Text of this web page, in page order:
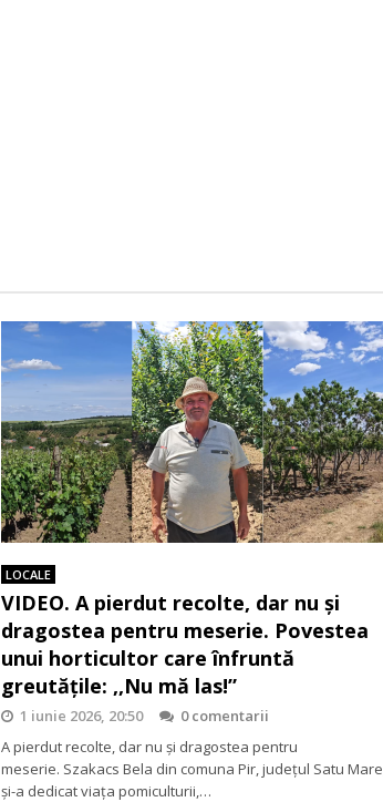
LOCALE
VIDEO. A pierdut recolte, dar nu și
dragostea pentru meserie. Povestea
unui horticultor care înfruntă
greutățile: ,,Nu mă las!”
1 iunie 2026, 20:50
0 comentarii
A pierdut recolte, dar nu și dragostea pentru
meserie. Szakacs Bela din comuna Pir, județul Satu Mare,
și-a dedicat viața pomiculturii,…